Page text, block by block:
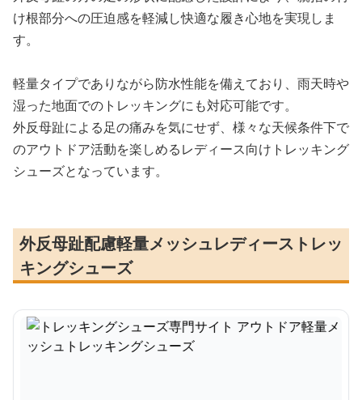
け根部分への圧迫感を軽減し快適な履き心地を実現しま
す。
軽量タイプでありながら防水性能を備えており、雨天時や
湿った地面でのトレッキングにも対応可能です。
外反母趾による足の痛みを気にせず、様々な天候条件下で
のアウトドア活動を楽しめるレディース向けトレッキング
シューズとなっています。
外反母趾配慮軽量メッシュレディーストレッ
キングシューズ